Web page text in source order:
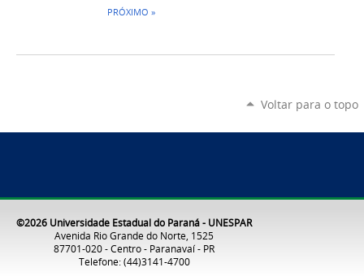
PRÓXIMO »
Voltar para o topo
©2026 Universidade Estadual do Paraná - UNESPAR
Avenida Rio Grande do Norte, 1525
87701-020 - Centro - Paranavaí - PR
Telefone: (44)3141-4700